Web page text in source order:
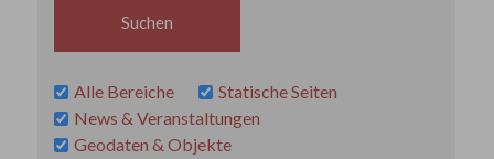
Alle Bereiche
Statische Seiten
News & Veranstaltungen
Geodaten & Objekte